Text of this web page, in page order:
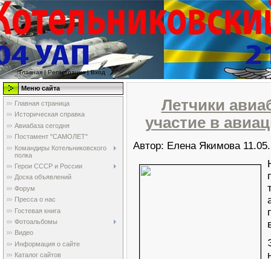
>
<>
Главная|Регистрация|Вход
Меню сайта
Главная страница
Историческая справка
Авиабаза сегодня
Постамент "САМОЛЕТ"
Командиры Котельниковского
полка
Герои СССР и России
Доска объявлений
Форум
Пресса о нас
Гостевая книга
Фотоальбомы
Видео
Информация о сайте
Каталог сайтов
Летчики
участие в
Автор: Елена Якимова